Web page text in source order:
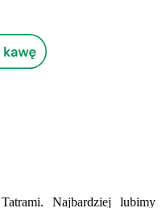
Najbardziej lubimy